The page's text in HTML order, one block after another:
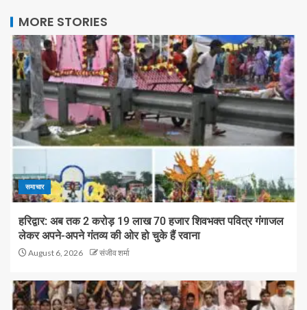
MORE STORIES
समाचार
हरिद्वार: अब तक 2 करोड़ 19 लाख 70 हजार शिवभक्त पवित्र गंगाजल
लेकर अपने-अपने गंतव्य की ओर हो चुके हैं रवाना
August 6, 2026 संजीव शर्मा